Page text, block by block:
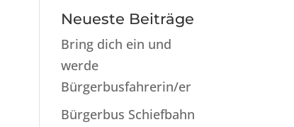
Neueste Beiträge
Bring dich ein und
werde
Bürgerbusfahrerin/er
Bürgerbus Schiefbahn